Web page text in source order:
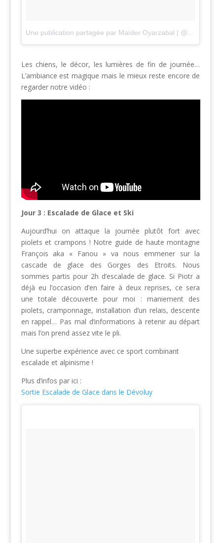
Les chiens, le décor, les lumières de fin de journée…
L’ambiance est magique mais le mieux reste encore de
regarder notre vidéo :
Jour 3 : Escalade de Glace et Ski
Aujourd’hui on attaque la journée plutôt fort avec
piolets et crampons ! Notre guide de haute montagne
François aka « Fanou » va nous emmener sur la
cascade de glace des Gorges des Etroits. Nous
sommes partis pour 2h d’escalade de glace. Si Piotr a
déjà eu l’occasion d’en faire à deux reprises, ce sera
une totale découverte pour moi : maniement des
piolets, cramponnage, installation d’un relais, descente
en rappel… Pas mal d’informations à retenir au départ
mais l’on prend assez vite le pli.
Une superbe expérience avec ce sport combinant
escalade et alpinisme !
Plus d’infos par ici :
Sortie Escalade de Glace dans le Dévoluy